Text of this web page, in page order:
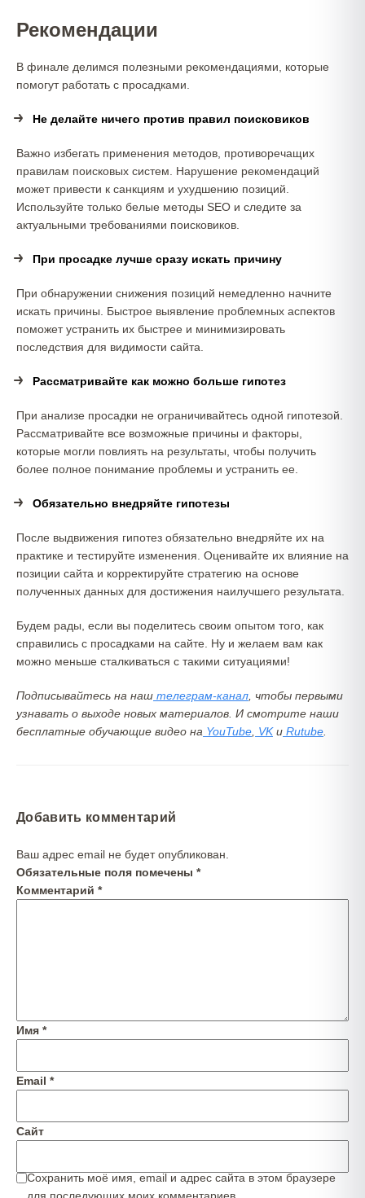
Рекомендации
В финале делимся полезными рекомендациями, которые
помогут работать с просадками.
Не делайте ничего против правил поисковиков
Важно избегать применения методов, противоречащих
правилам поисковых систем. Нарушение рекомендаций
может привести к санкциям и ухудшению позиций.
Используйте только белые методы SEO и следите за
актуальными требованиями поисковиков.
При просадке лучше сразу искать причину
При обнаружении снижения позиций немедленно начните
искать причины. Быстрое выявление проблемных аспектов
поможет устранить их быстрее и минимизировать
последствия для видимости сайта.
Рассматривайте как можно больше гипотез
При анализе просадки не ограничивайтесь одной гипотезой.
Рассматривайте все возможные причины и факторы,
которые могли повлиять на результаты, чтобы получить
более полное понимание проблемы и устранить ее.
Обязательно внедряйте гипотезы
После выдвижения гипотез обязательно внедряйте их на
практике и тестируйте изменения. Оценивайте их влияние на
позиции сайта и корректируйте стратегию на основе
полученных данных для достижения наилучшего результата.
Будем рады, если вы поделитесь своим опытом того, как
справились с просадками на сайте. Ну и желаем вам как
можно меньше сталкиваться с такими ситуациями!
Подписывайтесь на наш телеграм-канал , чтобы первыми
узнавать о выходе новых материалов. И смотрите наши
бесплатные обучающие видео на YouTube VKи Rutube
Добавить комментарий
Ваш адрес email не будет опубликован.
Обязательные поля помечены *
Комментарий *
Имя *
Email *
Сайт
Сохранить моё имя, email и адрес сайта в этом браузере